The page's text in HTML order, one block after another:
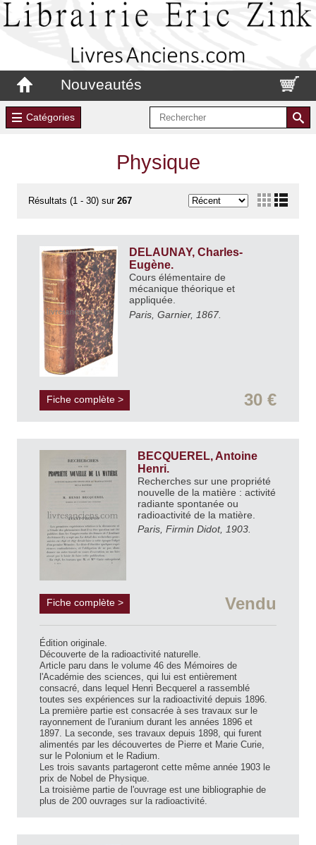
Nouveautés
Catégories
Physique
Résultats (1 - 30) sur 267
DELAUNAY, Charles-
Eugène.
Cours élémentaire de
mécanique théorique et
appliquée.
Paris, Garnier, 1867.
Fiche complète > 30 €
BECQUEREL, Antoine
Henri.
Recherches sur une propriété
nouvelle de la matière : activité
radiante spontanée ou
radioactivité de la matière.
Paris, Firmin Didot, 1903.
Fiche complète > Vendu
Édition originale.
Découverte de la radioactivité naturelle.
Article paru dans le volume 46 des Mémoires de
l'Académie des sciences, qui lui est entièrement
consacré, dans lequel Henri Becquerel a rassemblé
toutes ses expériences sur la radioactivité depuis 1896.
La première partie est consacrée à ses travaux sur le
rayonnement de l'uranium durant les années 1896 et
1897. La seconde, ses travaux depuis 1898, qui furent
alimentés par les découvertes de Pierre et Marie Curie,
sur le Polonium et le Radium.
Les trois savants partageront cette même année 1903 le
prix de Nobel de Physique.
La troisième partie de l'ouvrage est une bibliographie de
plus de 200 ouvrages sur la radioactivité.